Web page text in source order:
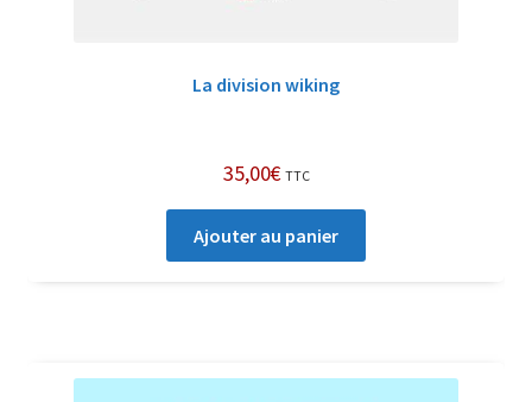
La division wiking
35,00€ TTC
Ajouter au panier